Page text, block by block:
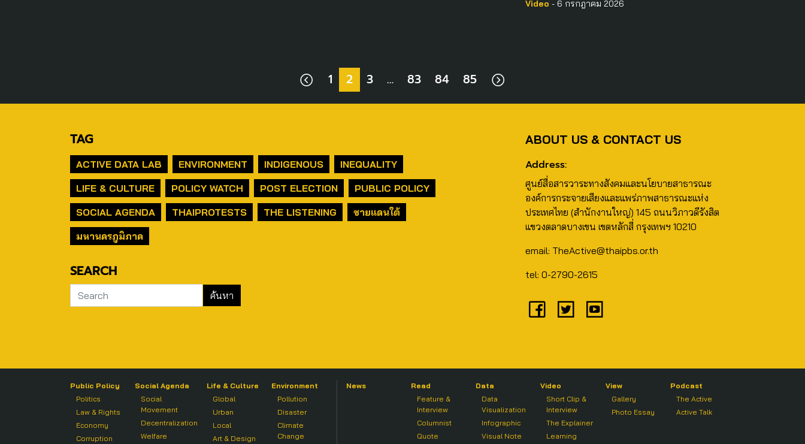
Video - 6 กรกฎาคม 2026
1 2 3 … 83 84 85
TAG
ACTIVE DATA LAB ENVIRONMENT INDIGENOUS
INEQUALITY
LIFE & CULTURE
POLICY WATCH POST ELECTION
PUBLIC POLICY
SOCIAL AGENDA
THAIPROTESTS THE LISTENING
ชายแดนใต้
มหานครภูมิภาค
SEARCH
ABOUT US & CONTACT US
Address:
ศูนย์สื่อสารวาระทางสังคมและนโยบายสาธารณะ
องค์การกระจายเสียงและแพร่ภาพสาธารณะแห่ง
ประเทศไทย (สำนักงานใหญ่) 145 ถนนวิภาวดีรังสิต
แขวงตลาดบางเขน เขตหลักสี่ กรุงเทพฯ 10210
email: TheActive@thaipbs.or.th
tel: 0-2790-2615
Public Policy
Politics
Law & Rights
Economy
Corruption
Social Agenda
Social
Movement
Decentralization
Welfare
Life & Culture
Global
Urban
Local
Art & Design
Environment
Pollution
Disaster
Climate
Change
News
Read
Feature &
Interview
Columnist
Quote
Data
Data
Visualization
Infographic
Visual Note
Video
Short Clip &
Interview
The Explainer
Learning
View
Gallery
Photo Essay
Podcast
The Active
Active Talk